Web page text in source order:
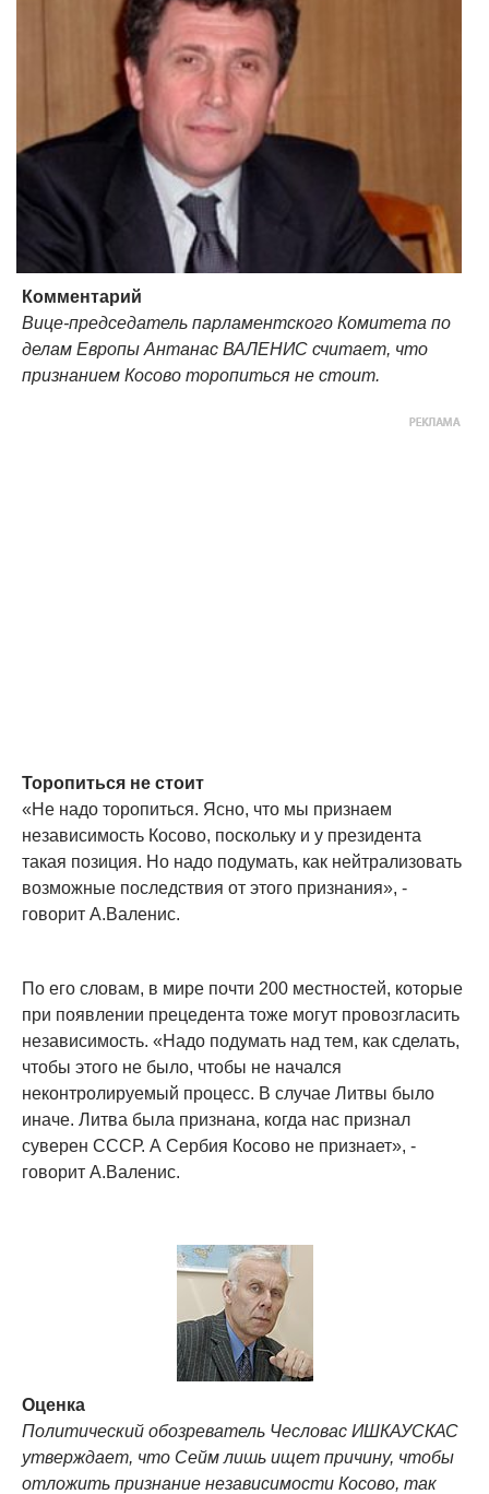
Комментарий
Вице-председатель парламентского Комитета по
делам Европы Антанас ВАЛЕНИС считает, что
признанием Косово торопиться не стоит.
Торопиться не стоит
«Не надо торопиться. Ясно, что мы признаем
независимость Косово, поскольку и у президента
такая позиция. Но надо подумать, как нейтрализовать
возможные последствия от этого признания», -
говорит А.Валенис.
По его словам, в мире почти 200 местностей, которые
при появлении прецедента тоже могут провозгласить
независимость. «Надо подумать над тем, как сделать,
чтобы этого не было, чтобы не начался
неконтролируемый процесс. В случае Литвы было
иначе. Литва была признана, когда нас признал
суверен СССР. А Сербия Косово не признает», -
говорит А.Валенис.
Оценка
Политический обозреватель Чесловас ИШКАУСКАС
утверждает, что Сейм лишь ищет причину, чтобы
отложить признание независимости Косово, так